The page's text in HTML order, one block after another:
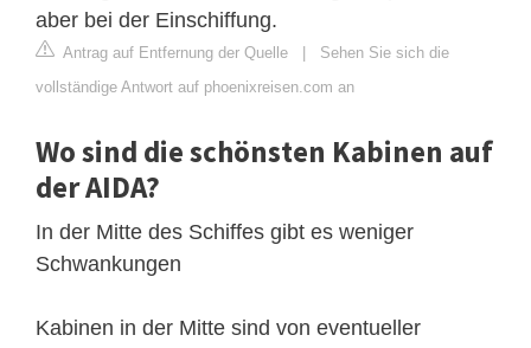
aber bei der Einschiffung.
Antrag auf Entfernung der Quelle | Sehen Sie sich die
vollständige Antwort auf phoenixreisen.com an
Wo sind die schönsten Kabinen auf
der AIDA?
In der Mitte des Schiffes gibt es weniger
Schwankungen
Kabinen in der Mitte sind von eventueller